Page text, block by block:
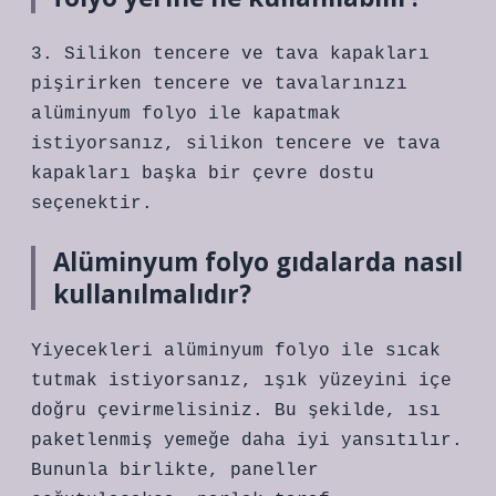
3. Silikon tencere ve tava kapakları
pişirirken tencere ve tavalarınızı
alüminyum folyo ile kapatmak
istiyorsanız, silikon tencere ve tava
kapakları başka bir çevre dostu
seçenektir.
Alüminyum folyo gıdalarda nasıl
kullanılmalıdır?
Yiyecekleri alüminyum folyo ile sıcak
tutmak istiyorsanız, ışık yüzeyini içe
doğru çevirmelisiniz. Bu şekilde, ısı
paketlenmiş yemeğe daha iyi yansıtılır.
Bununla birlikte, paneller